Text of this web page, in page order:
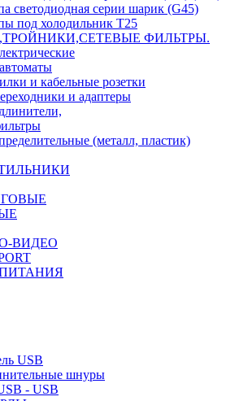
светодиодная серии шарик (G45)
под холодильник T25
ФИЛЬТРЫ.
и кабельные розетки
и адаптеры
(металл, пластик)
ВИДЕО
USB
шнуры
- USB